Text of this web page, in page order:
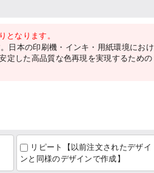
なります。
日本の印刷機・インキ・用紙環境におけ
定した高品質な色再現を実現するための
リピート【以前注文されたデザイ
ンと同様のデザインで作成】